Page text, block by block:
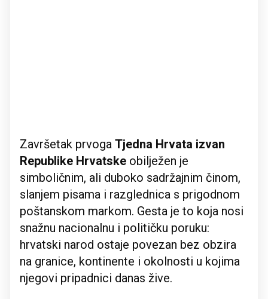
Završetak prvoga Tjedna Hrvata izvan
Republike Hrvatske obilježen je
simboličnim, ali duboko sadržajnim činom,
slanjem pisama i razglednica s prigodnom
poštanskom markom. Gesta je to koja nosi
snažnu nacionalnu i političku poruku:
hrvatski narod ostaje povezan bez obzira
na granice, kontinente i okolnosti u kojima
njegovi pripadnici danas žive.